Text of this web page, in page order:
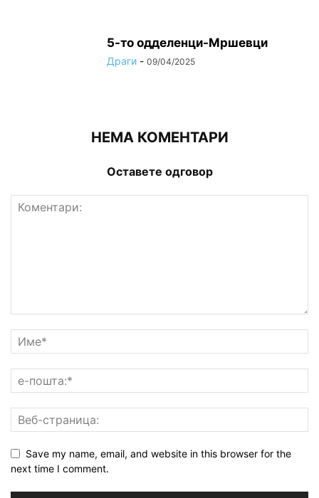
5-то одделенци-Мршевци
Драги - 09/04/2025
НЕМА КОМЕНТАРИ
Оставете одговор
Save my name, email, and website in this browser for the
next time I comment.